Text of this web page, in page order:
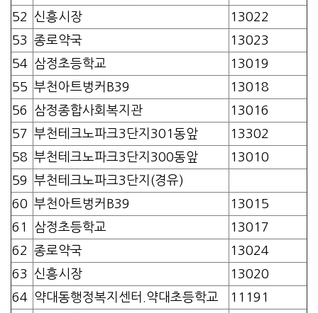
52
신흥시장
13022
53
종로약국
13023
54 삼정초등학교
13019
55 부천아트벙커B39
13018
56
삼정종합사회복지관
13016
57 부천테크노파크3단지301동앞
13302
58 부천테크노파크3단지300동앞
13010
59
부천테크노파크3단지(경유)
60 부천아트벙커B39
13015
61
삼정초등학교
13017
62
종로약국
13024
63
신흥시장
13020
64 약대동행정복지센터.약대초등학교
11191